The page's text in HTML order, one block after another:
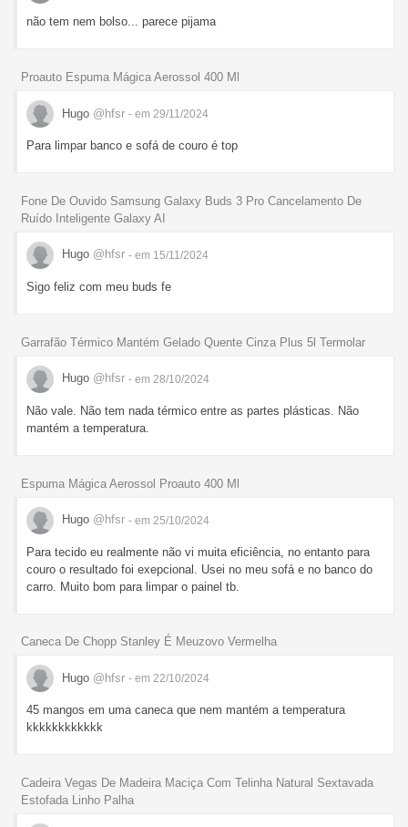
não tem nem bolso... parece pijama
Proauto Espuma Mágica Aerossol 400 Ml
Hugo @hfsr - em 29/11/2024
Para limpar banco e sofá de couro é top
Fone De Ouvido Samsung Galaxy Buds 3 Pro Cancelamento De
Ruído Inteligente Galaxy AI
Hugo @hfsr - em 15/11/2024
Sigo feliz com meu buds fe
Garrafão Térmico Mantém Gelado Quente Cinza Plus 5l Termolar
Hugo @hfsr - em 28/10/2024
Não vale. Não tem nada térmico entre as partes plásticas. Não
mantém a temperatura.
Espuma Mágica Aerossol Proauto 400 Ml
Hugo @hfsr - em 25/10/2024
Para tecido eu realmente não vi muita eficiência, no entanto para
couro o resultado foi exepcional. Usei no meu sofá e no banco do
carro. Muito bom para limpar o painel tb.
Caneca De Chopp Stanley É Meuzovo Vermelha
Hugo @hfsr - em 22/10/2024
45 mangos em uma caneca que nem mantém a temperatura
kkkkkkkkkkkk
Cadeira Vegas De Madeira Maciça Com Telinha Natural Sextavada
Estofada Linho Palha